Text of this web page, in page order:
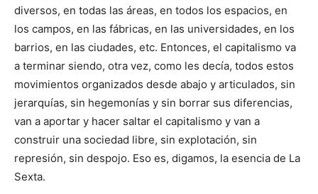
diversos, en todas las áreas, en todos los espacios, en
los campos, en las fábricas, en las universidades, en los
barrios, en las ciudades, etc. Entonces, el capitalismo va
a terminar siendo, otra vez, como les decía, todos estos
movimientos organizados desde abajo y articulados, sin
jerarquías, sin hegemonías y sin borrar sus diferencias,
van a aportar y hacer saltar el capitalismo y van a
construir una sociedad libre, sin explotación, sin
represión, sin despojo. Eso es, digamos, la esencia de La
Sexta.